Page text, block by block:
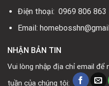
Điện thoại: 0969 806 863
Email:
NHẬN BẢN TIN
Vui lòng nhập địa chỉ email để
tuần của chúng tôi: